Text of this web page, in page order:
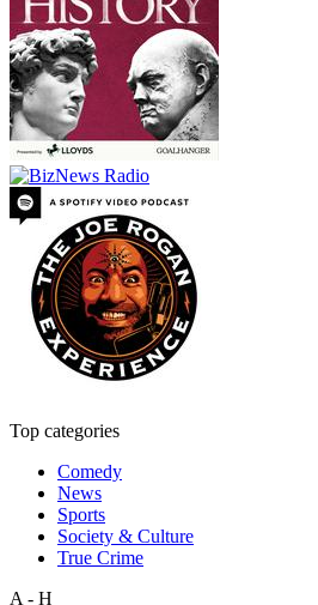
Top categories
Comedy
News
Sports
Society & Culture
True Crime
A - H